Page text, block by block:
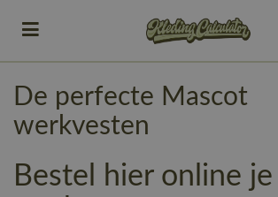
(Werkkleding)
(Bedrukken)
Toggle navigation
​De perfecte Mascot
werkvesten
Bestel hier online